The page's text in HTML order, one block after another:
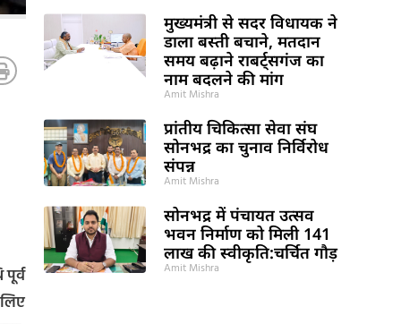
मुख्यमंत्री से सदर विधायक ने
डाला बस्ती बचाने, मतदान
समय बढ़ाने राबर्ट्सगंज का
नाम बदलने की मांग
Amit Mishra
प्रांतीय चिकित्सा सेवा संघ
सोनभद्र का चुनाव निर्विरोध
संपन्न
Amit Mishra
सोनभद्र में पंचायत उत्सव
भवन निर्माण को मिली 141
लाख की स्वीकृति:चर्चित गौड़
Amit Mishra